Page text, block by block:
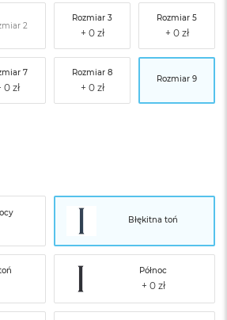
2
Rozmiar 3 Rozmiar 5
7 Rozmiar 8
Rozmiar 9
Błękitna toń
Północ